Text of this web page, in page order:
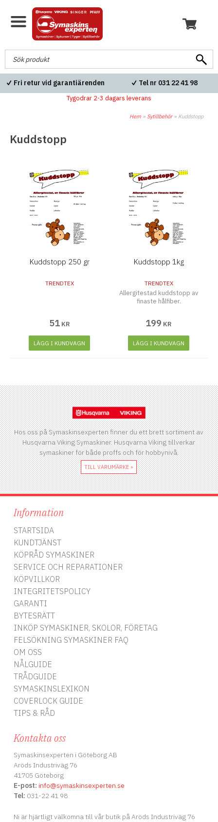
Fri retur vid garantiärenden Tel nr 031 22 41 98
Tygodrar 2-3 dagars leverans
Hem » Sytillbehör» Kuddstopp
Kuddstopp
Kuddstopp 250 gr
TRENDTEX
51 KR
LÄGG I KUNDVAGN
Kuddstopp 1kg
TRENDTEX
Allergitestad kuddstopp av
finaste hålfiber.
199 KR
LÄGG I KUNDVAGN
Hos oss på Symaskinsexperten finner du ett brett sortiment av
Husqvarna Viking Symaskiner. Husqvarna Viking tillverkar
symaskiner för både proffs och för hobbynivå.
TILL VARUMÄRKE »
Information
STARTSIDA
KUNDTJÄNST
KÖPRÅD SYMASKINER
SERVICE OCH REPARATIONER
KÖPVILLKOR
INTEGRITETSPOLICY
GARANTI
BYTESRÄTT
INKÖP SYMASKINER, SKOLOR, FÖRETAG
FELSÖKNING SYMASKINER FAQ
OM OSS
NÅLGUIDE
TRÅDGUIDE
SYMASKINSLEXIKON
COVERLOCK GUIDE
TIPS & RÅD
Kontakta oss
Symaskinsexperten i Göteborg AB
Aröds Industriväg 76
41705 Göteborg
E-post: info@symaskinsexperten.se
Tel: 031-22 41 98
Ni är hjärtligt välkomna till vår butik på Aröds Industriväg 76